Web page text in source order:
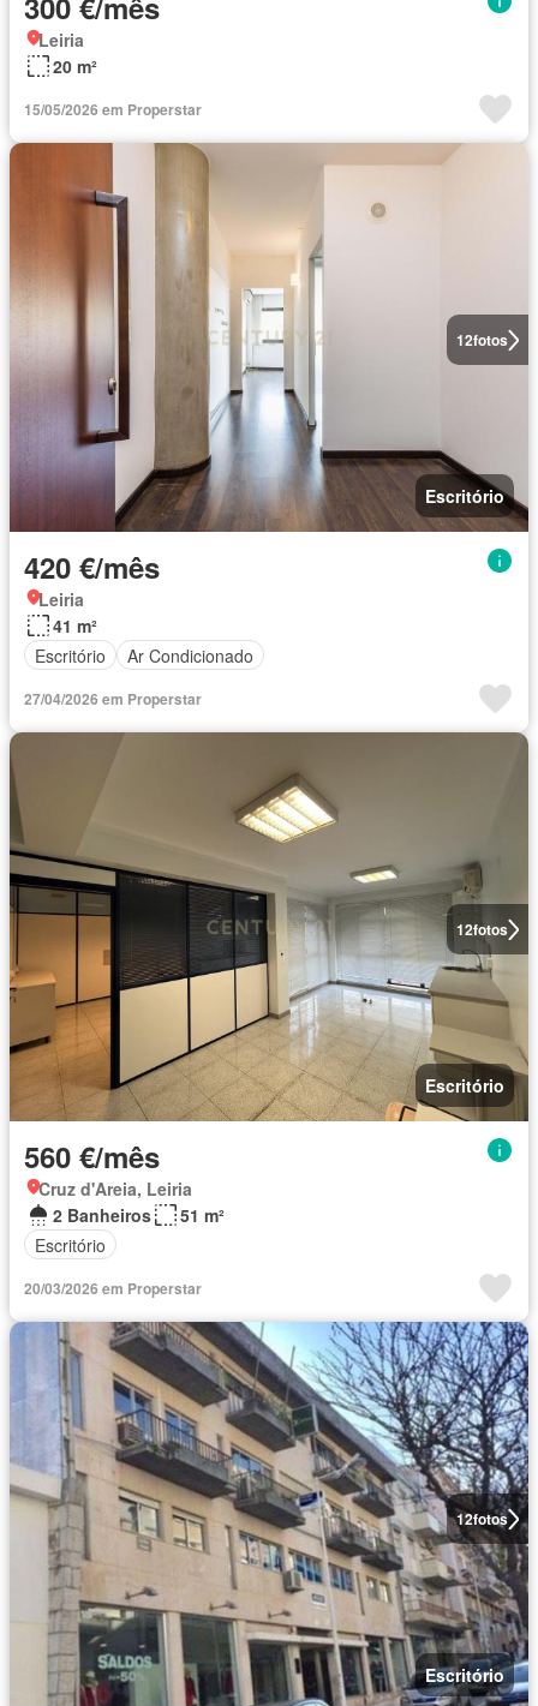
Leiria
20 m²
15/05/2026 em Properstar
12fotos
Escritório
420 €/mês
Leiria
41 m²
Escritório
Ar Condicionado
27/04/2026 em Properstar
12fotos
Escritório
560 €/mês
Cruz d'Areia, Leiria
2 Banheiros
51 m²
Escritório
20/03/2026 em Properstar
12fotos
Escritório